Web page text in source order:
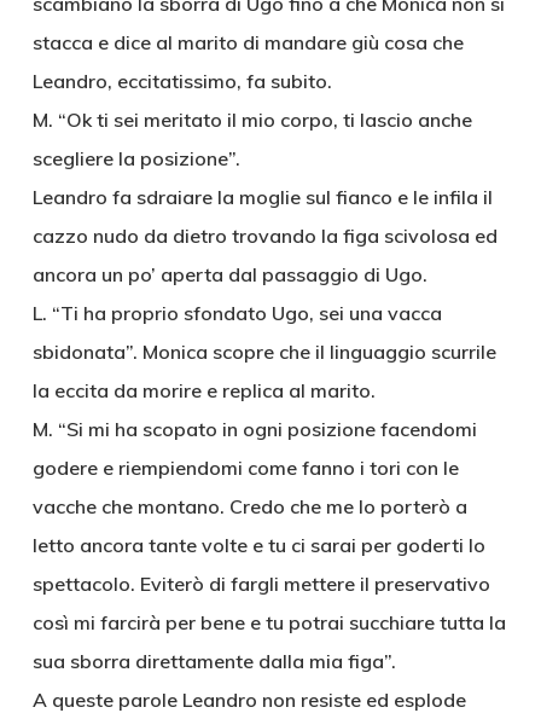
stacca e dice al marito di mandare giù cosa che
Leandro, eccitatissimo, fa subito.
M. “Ok ti sei meritato il mio corpo, ti lascio anche
scegliere la posizione”.
Leandro fa sdraiare la moglie sul fianco e le infila il
cazzo nudo da dietro trovando la figa scivolosa ed
ancora un po’ aperta dal passaggio di Ugo.
L. “Ti ha proprio sfondato Ugo, sei una vacca
sbidonata”. Monica scopre che il linguaggio scurrile
la eccita da morire e replica al marito.
M. “Si mi ha scopato in ogni posizione facendomi
godere e riempiendomi come fanno i tori con le
vacche che montano. Credo che me lo porterò a
letto ancora tante volte e tu ci sarai per goderti lo
spettacolo. Eviterò di fargli mettere il preservativo
così mi farcirà per bene e tu potrai succhiare tutta la
sua sborra direttamente dalla mia figa”.
A queste parole Leandro non resiste ed esplode